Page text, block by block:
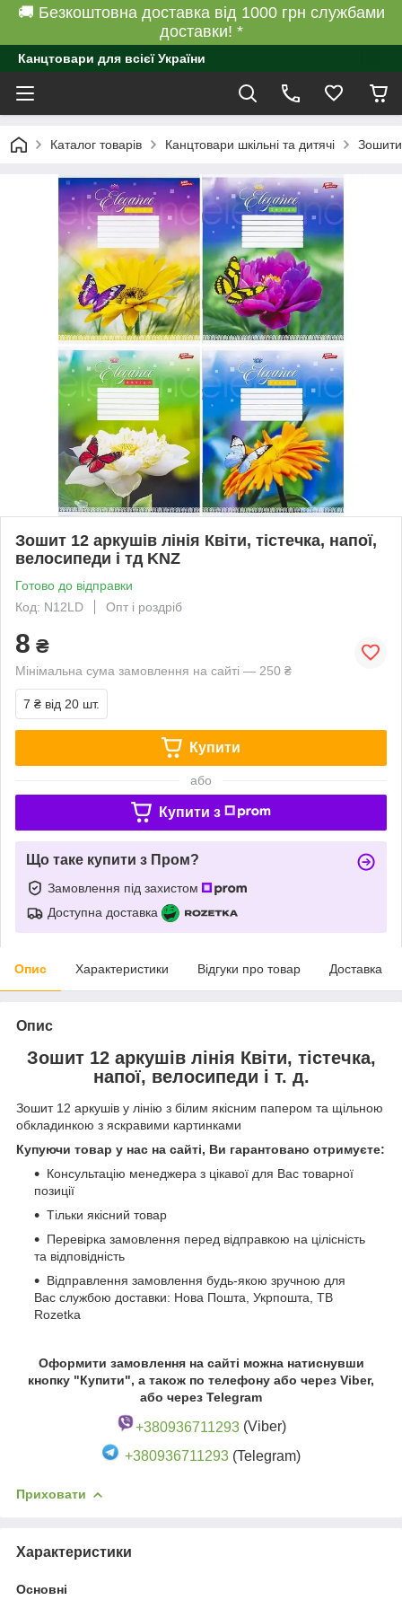
🚚 Безкоштовна доставка від 1000 грн службами
доставки! *
Канцтовари для всієї України
Каталог товарів Канцтовари шкільні та дитячі Зошити
Зошит 12 аркушів лінія Квіти, тістечка, напої,
велосипеди і тд KNZ
Готово до відправки
Код: N12LD
Опт і роздріб
8 ₴
Мінімальна сума замовлення на сайті — 250 ₴
7 ₴ від 20 шт.
Купити
або
Купити з
Що таке купити з Пром?
Замовлення під захистом
Доступна доставка
Опис Характеристики Відгуки про товар Доставка
Опис
Зошит 12 аркушів лінія Квіти, тістечка,
напої, велосипеди і т. д.
Зошит 12 аркушів у лінію з білим якісним папером та щільною
обкладинкою з яскравими картинками
Купуючи товар у нас на сайті, Ви гарантовано отримуєте:
Консультацію менеджера з цікавої для Вас товарної
позиції
Тільки якісний товар
Перевірка замовлення перед відправкою на цілісність
та відповідність
Відправлення замовлення будь-якою зручною для
Вас службою доставки: Нова Пошта, Укрпошта, ТВ
Rozetka
Оформити замовлення на сайті можна натиснувши
кнопку "Купити", а також по телефону або через Viber,
або через Telegram
+380936711293(Viber)
+380936711293 (Telegram)
Приховати
Характеристики
Основні